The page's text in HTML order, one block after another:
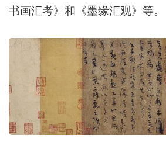
书画汇考》和《墨缘汇观》等。